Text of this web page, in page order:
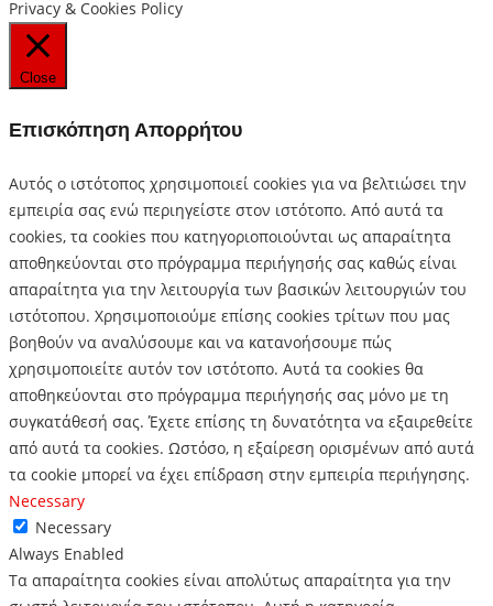
Privacy & Cookies Policy
Close
Επισκόπηση Απορρήτου
Αυτός ο ιστότοπος χρησιμοποιεί cookies για να βελτιώσει την
εμπειρία σας ενώ περιηγείστε στον ιστότοπο. Από αυτά τα
cookies, τα cookies που κατηγοριοποιούνται ως απαραίτητα
αποθηκεύονται στο πρόγραμμα περιήγησής σας καθώς είναι
απαραίτητα για την λειτουργία των βασικών λειτουργιών του
ιστότοπου. Χρησιμοποιούμε επίσης cookies τρίτων που μας
βοηθούν να αναλύσουμε και να κατανοήσουμε πώς
χρησιμοποιείτε αυτόν τον ιστότοπο. Αυτά τα cookies θα
αποθηκεύονται στο πρόγραμμα περιήγησής σας μόνο με τη
συγκατάθεσή σας. Έχετε επίσης τη δυνατότητα να εξαιρεθείτε
από αυτά τα cookies. Ωστόσο, η εξαίρεση ορισμένων από αυτά
τα cookie μπορεί να έχει επίδραση στην εμπειρία περιήγησης.
Necessary
Necessary
Always Enabled
Τα απαραίτητα cookies είναι απολύτως απαραίτητα για την